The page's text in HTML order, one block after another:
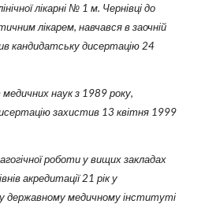
лікарні № 1 м. Чернівці до
лікарем, навчався в заочній
кандидатську дисертацію 24
наук з 1989 року,
захистив 13 квітня 1999
роботи у вищих закладах
акредитації 21 рік у
державному медичному інституті